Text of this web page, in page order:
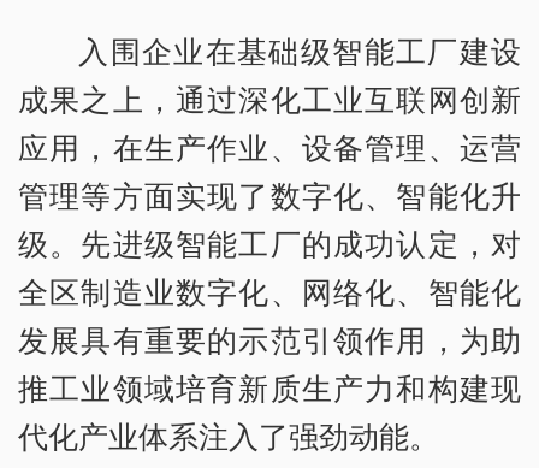
入围企业在基础级智能工厂建设
成果之上，通过深化工业互联网创新
应用，在生产作业、设备管理、运营
管理等方面实现了数字化、智能化升
级。先进级智能工厂的成功认定，对
全区制造业数字化、网络化、智能化
发展具有重要的示范引领作用，为助
推工业领域培育新质生产力和构建现
代化产业体系注入了强劲动能。